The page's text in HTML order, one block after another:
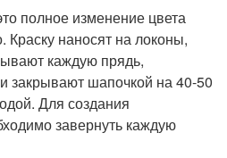
полное изменение цвета
Краску наносят на локоны,
каждую прядь,
закрывают шапочкой на 40-50
Для создания
завернуть каждую